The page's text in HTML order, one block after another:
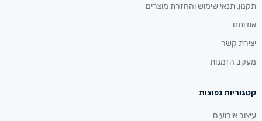
תקנון, תנאי שימוש והחזרת מוצרים
אודותנו
יצירת קשר
מעקב הזמנות
קטגוריות נפוצות
עיצוב אירועים